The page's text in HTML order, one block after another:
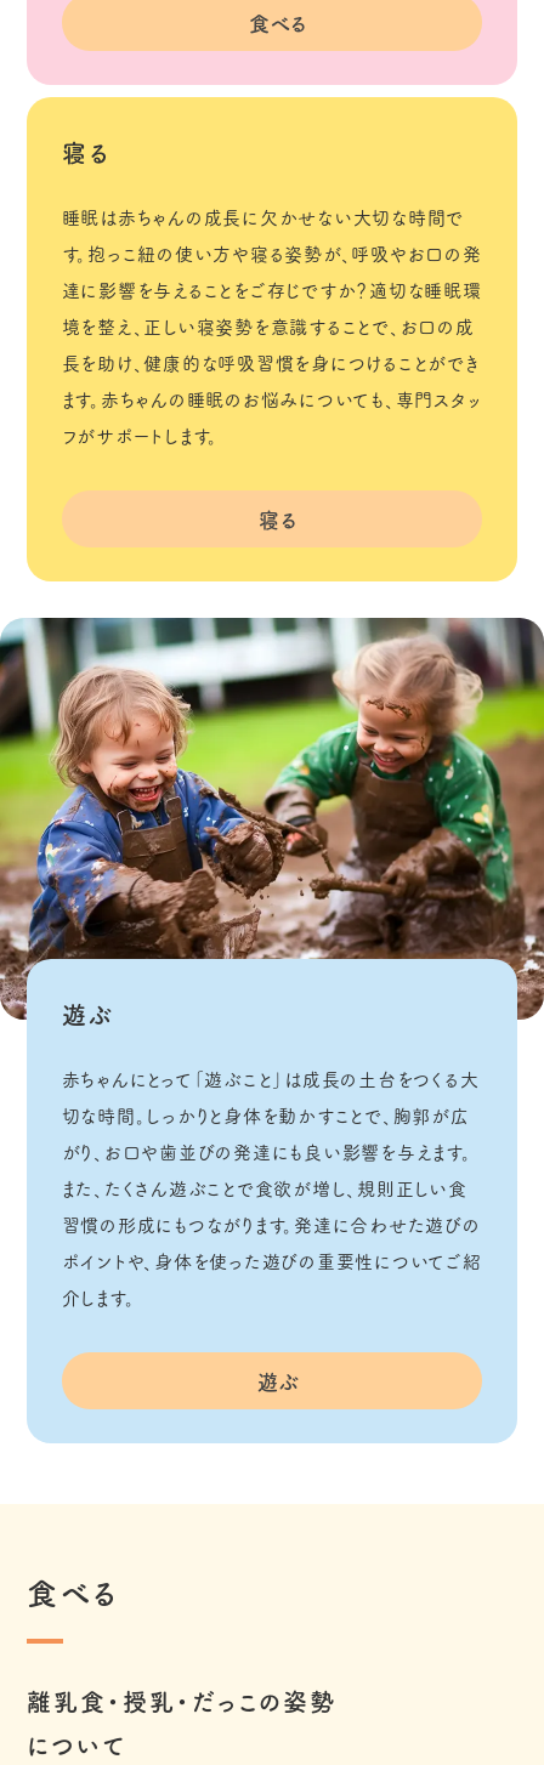
食べる
寝る
睡眠は赤ちゃんの成長に欠かせない大切な時間で
す。抱っこ紐の使い方や寝る姿勢が、呼吸やお口の発
達に影響を与えることをご存じですか？適切な睡眠環
境を整え、正しい寝姿勢を意識することで、お口の成
長を助け、健康的な呼吸習慣を身につけることができ
ます。赤ちゃんの睡眠のお悩みについても、専門スタッ
フがサポートします。
寝る
遊ぶ
赤ちゃんにとって「遊ぶこと」は成長の土台をつくる大
切な時間。しっかりと身体を動かすことで、胸郭が広
がり、お口や歯並びの発達にも良い影響を与えます。
また、たくさん遊ぶことで食欲が増し、規則正しい食
習慣の形成にもつながります。発達に合わせた遊びの
ポイントや、身体を使った遊びの重要性についてご紹
介します。
遊ぶ
食べる
離乳食・授乳・だっこの姿勢
について